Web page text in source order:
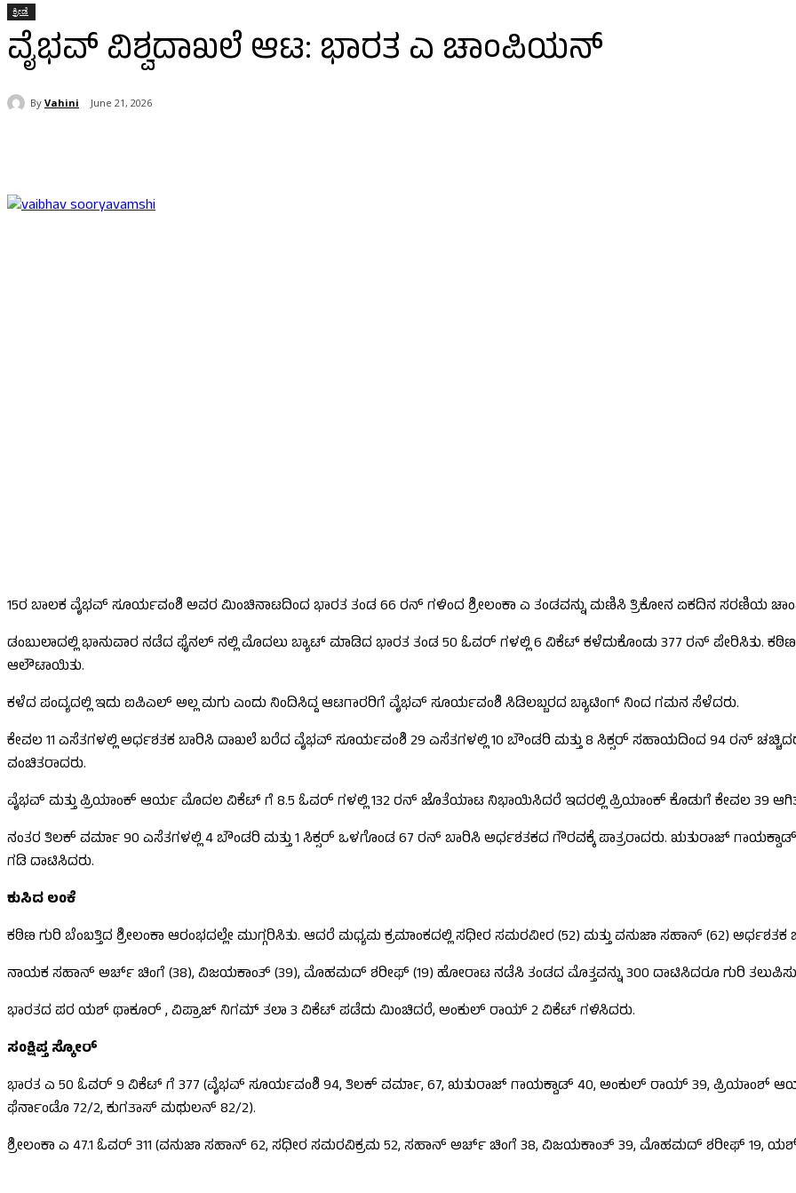
ಕ್ರೀಡೆ
ವೈಭವ್ ವಿಶ್ವದಾಖಲೆ ಆಟ: ಭಾರತ ಎ ಚಾಂಪಿಯನ್
By Vahini June 21, 2026
15ರ ಬಾಲಕ ವೈಭವ್ ಸೂರ್ಯವಂಶಿ ಅವರ ಮಿಂಚಿನಾಟದಿಂದ ಭಾರತ ತಂಡ 66 ರನ್ ಗಳಿಂದ ಶ್ರೀಲಂಕಾ ಎ ತಂಡವನ್ನು ಮಣಿಸಿ ತ್ರಿಕೋನ ಏಕದಿನ ಸರಣಿಯ
ಡಂಬುಲಾದಲ್ಲಿ ಭಾನುವಾರ ನಡೆದ ಫೈನಲ್ ನಲ್ಲಿ ಮೊದಲು ಬ್ಯಾಟ್ ಮಾಡಿದ ಭಾರತ ತಂಡ 50 ಓವರ್ ಗಳಲ್ಲಿ 6 ವಿಕೆಟ್ ಕಳೆದುಕೊಂಡು 377 ರನ್ ಪೇರಿಸಿತು. ಕಠಿಣ
ಆಲೌಟಾಯಿತು.
ಕಳೆದ ಪಂದ್ಯದಲ್ಲಿ ಇದು ಐಪಿಎಲ್ ಅಲ್ಲ ಮಗು ಎಂದು ನಿಂದಿಸಿದ್ದ ಆಟಗಾರರಿಗೆ ವೈಭವ್ ಸೂರ್ಯವಂಶಿ ಸಿಡಿಲಬ್ಬರದ ಬ್ಯಾಟಿಂಗ್ ನಿಂದ ಗಮನ ಸೆಳೆದರು.
ಕೇವಲ 11 ಎಸೆತಗಳಲ್ಲಿ ಅರ್ಧಶತಕ ಬಾರಿಸಿ ದಾಖಲೆ ಬರೆದ ವೈಭವ್ ಸೂರ್ಯವಂಶಿ 29 ಎಸೆತಗಳಲ್ಲಿ 10 ಬೌಂಡರಿ ಮತ್ತು 8 ಸಿಕ್ಸರ್ ಸಹಾಯದಿಂದ 94 ರನ್
ವಂಚಿತರಾದರು.
ವೈಭವ್ ಮತ್ತು ಪ್ರಿಯಾಂಕ್ ಆರ್ಯ ಮೊದಲ ವಿಕೆಟ್ ಗೆ 8.5 ಓವರ್ ಗಳಲ್ಲಿ 132 ರನ್ ಜೊತೆಯಾಟ ನಿಭಾಯಿಸಿದರೆ ಇದರಲ್ಲಿ ಪ್ರಿಯಾಂಕ್ ಕೊಡುಗೆ ಕೇವಲ 39
ನಂತರ ತಿಲಕ್ ವರ್ಮಾ 90 ಎಸೆತಗಳಲ್ಲಿ 4 ಬೌಂಡರಿ ಮತ್ತು 1 ಸಿಕ್ಸರ್ ಒಳಗೊಂಡ 67 ರನ್ ಬಾರಿಸಿ ಅರ್ಧಶತಕದ ಗೌರವಕ್ಕೆ ಪಾತ್ರರಾದರು. ಋತುರಾಜ್ ಗಾಯಕ್ವಾಡ್
ಗಡಿ ದಾಟಿಸಿದರು.
ಕುಸಿದ ಲಂಕೆ
ಕಠಿಣ ಗುರಿ ಬೆಂಬತ್ತಿದ ಶ್ರೀಲಂಕಾ ಆರಂಭದಲ್ಲೇ ಮುಗ್ಗರಿಸಿತು. ಆದರೆ ಮಧ್ಯಮ ಕ್ರಮಾಂಕದಲ್ಲಿ ಸಧೀರ ಸಮರವೀರ (52) ಮತ್ತು ವನುಜಾ ಸಹಾನ್ (62) ಅರ್ಧಶತಕ
ನಾಯಕ ಸಹಾನ್ ಅರ್ಚ್ ಚಿಂಗೆ (38), ವಿಜಯಕಾಂತ್ (39), ಮೊಹಮದ್ ಶರೀಫ್ (19) ಹೋರಾಟ ನಡೆಸಿ ತಂಡದ ಮೊತ್ತವನ್ನು 300 ದಾಟಿಸಿದರೂ ಗುರಿ
ಭಾರತದ ಪರ ಯಶ್ ಥಾಕೂರ್ , ವಿಪ್ರಾಜ್ ನಿಗಮ್ ತಲಾ 3 ವಿಕೆಟ್ ಪಡೆದು ಮಿಂಚಿದರೆ, ಅಂಕುಲ್ ರಾಯ್ 2 ವಿಕೆಟ್ ಗಳಿಸಿದರು.
ಸಂಕ್ಷಿಪ್ತ ಸ್ಕೋರ್
ಭಾರತ ಎ 50 ಓವರ್ 9 ವಿಕೆಟ್ ಗೆ 377 (ವೈಭವ್ ಸೂರ್ಯವಂಶಿ 94, ತಿಲಕ್ ವರ್ಮಾ, 67, ಋತುರಾಜ್ ಗಾಯಕ್ವಾಡ್ 40, ಅಂಕುಲ್ ರಾಯ್ 39, ಪ್ರಿಯಾಂಶ್ ಆರ್ಯ
ಫೆರ್ನಾಂಡೊ 72/2, ಕುಗತಾಸ್ ಮಥುಲನ್ 82/2).
ಶ್ರೀಲಂಕಾ ಎ 47.1 ಓವರ್ 311 (ವನುಜಾ ಸಹಾನ್ 62, ಸಧೀರ ಸಮರವಿಕ್ರಮ 52, ಸಹಾನ್ ಅರ್ಚ್ ಚಿಂಗೆ 38, ವಿಜಯಕಾಂತ್ 39, ಮೊಹಮದ್ ಶರೀಫ್ 19,